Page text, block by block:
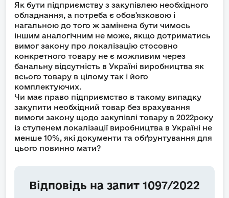
Як бути підприємству з закупівлею необхідного
обладнання, а потреба є обов'язковою і
нагальною до того ж замінена бути чимось
іншим аналогічним не може, якщо дотриматись
вимог закону про локалізацію стосовно
конкретного товару не є можливим через
банальну відсутність в Україні виробництва як
всього товару в цілому так і його
комплектуючих.
Чи має право підприємство в такому випадку
закупити необхідний товар без врахування
вимоги закону щодо закупівлі товару в 2022року
із ступенем локалізації виробництва в Україні не
менше 10%, які документи та обґрунтування для
цього повинно мати?
Відповідь на запит 1097/2022